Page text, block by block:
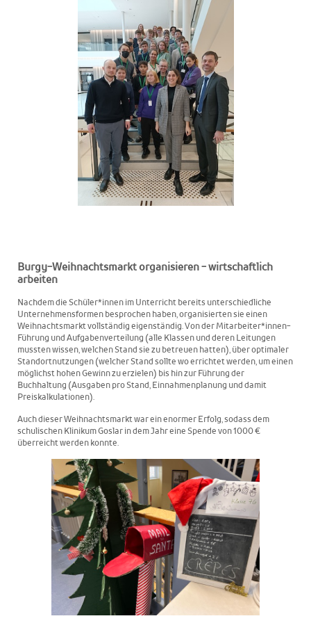
Burgy-Weihnachtsmarkt organisieren - wirtschaftlich
arbeiten
Nachdem die Schüler*innen im Unterricht bereits unterschiedliche
Unternehmensformen besprochen haben, organisierten sie einen
Weihnachtsmarkt vollständig eigenständig. Von der Mitarbeiter*innen-
Führung und Aufgabenverteilung (alle Klassen und deren Leitungen
mussten wissen, welchen Stand sie zu betreuen hatten), über optimaler
Standortnutzungen (welcher Stand sollte wo errichtet werden, um einen
möglichst hohen Gewinn zu erzielen) bis hin zur Führung der
Buchhaltung (Ausgaben pro Stand, Einnahmenplanung und damit
Preiskalkulationen).
Auch dieser Weihnachtsmarkt war ein enormer Erfolg, sodass dem
schulischen Klinikum Goslar in dem Jahr eine Spende von 1000 €
überreicht werden konnte.